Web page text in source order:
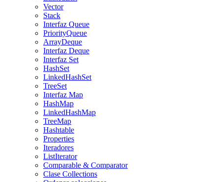
Vector
Stack
Interfaz Queue
PriorityQueue
ArrayDeque
Interfaz Deque
Interfaz Set
HashSet
LinkedHashSet
TreeSet
Interfaz Map
HashMap
LinkedHashMap
TreeMap
Hashtable
Properties
Iteradores
ListIterator
Comparable & Comparator
Clase Collections